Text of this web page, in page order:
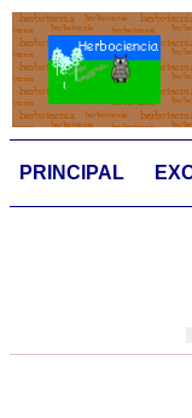
PRINCIPAL